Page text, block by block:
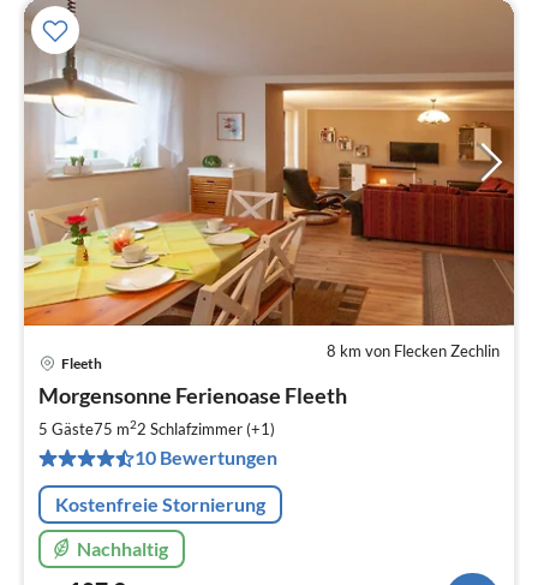
8 km von Flecken Zechlin
Fleeth
Morgensonne Ferienoase Fleeth
5 Gäste75 m22 Schlafzimmer (+1)
10 Bewertungen
Kostenfreie Stornierung
Nachhaltig